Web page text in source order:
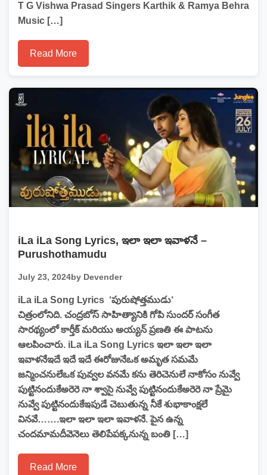
T G Vishwa Prasad Singers Karthik & Ramya Behra
Music […]
Read More
iLa iLa Song Lyrics, ఇలా ఇలా ఇవాళనే –
Purushothamudu
July 23, 2024by Devender
iLa iLa Song Lyrics ‘పురుషోత్తముడు‘
చిత్రంలోనిది. చంద్రబోస్ సాహిత్యానికి గోపి సుందర్ సంగీత
సారథ్యంలో కార్తీక్ మరియు అయ్యన్ ప్రణతి ఈ పాటను
ఆలపించారు. iLa iLa Song Lyrics ఇలా ఇలా ఇలా
ఇవాళనేఇదే ఇదే ఇదే ఈరోజునేఒక అమృత సమమే
జన్మించనులేఒక పువ్వల వనమే కను తెరిచెనులే నాకోసం నువ్వే
పుట్టినందుకేఅరెరె నా శ్వాసై నువ్వే పుట్టినందుకేఅరెరె నా ప్రేమై
నువ్వే పుట్టినందుకేఇపుడే చెబుతున్న నీకే శుభాకాంక్షలే
వినవే…….ఇలా ఇలా ఇలా ఇవాళనే. పైన ఉన్న
చందమామదీవెనెలు తెలిపేపక్కనున్న బంతి […]
Read More